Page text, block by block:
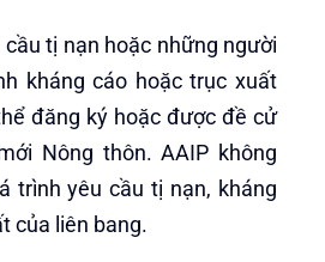
tị nạn hoặc những người
kháng cáo hoặc trục xuất
đăng ký hoặc được đề cử
Nông thôn. AAIP không
trình yêu cầu tị nạn, kháng
của liên bang.